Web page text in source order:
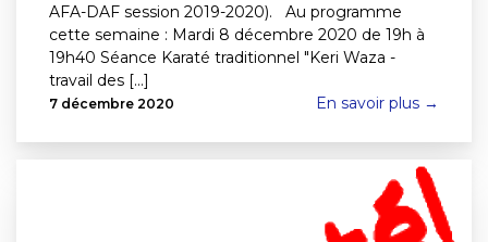
AFA-DAF session 2019-2020). Au programme
cette semaine : Mardi 8 décembre 2020 de 19h à
19h40 Séance Karaté traditionnel "Keri Waza -
travail des [...]
7 décembre 2020 En savoir plus →